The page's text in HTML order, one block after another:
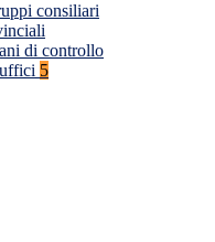
consiliari
di controllo
5